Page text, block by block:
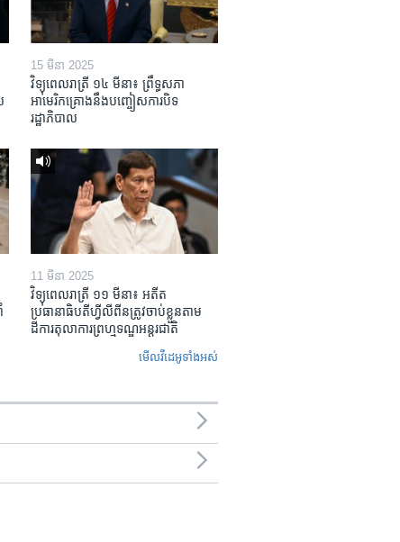
15 មីនា 2025
វិទ្យុពេលរាត្រី ១៤ មីនា៖ ព្រឹទ្ធសភា
អាមេរិកគ្រោងនឹងបញ្ចៀសការបិទ
រដ្ឋាភិបាល
11 មីនា 2025
វិទ្យុពេលរាត្រី ១១ មីនា៖ អតីត​
ប្រធានាធិបតីហ្វីលីពីន​ត្រូវ​ចាប់ខ្លួនតាម
ដីការ​តុលាការ​ព្រហ្មទណ្ឌ​អន្តរជាតិ
មើល​វីដេអូ​ទាំង​អស់